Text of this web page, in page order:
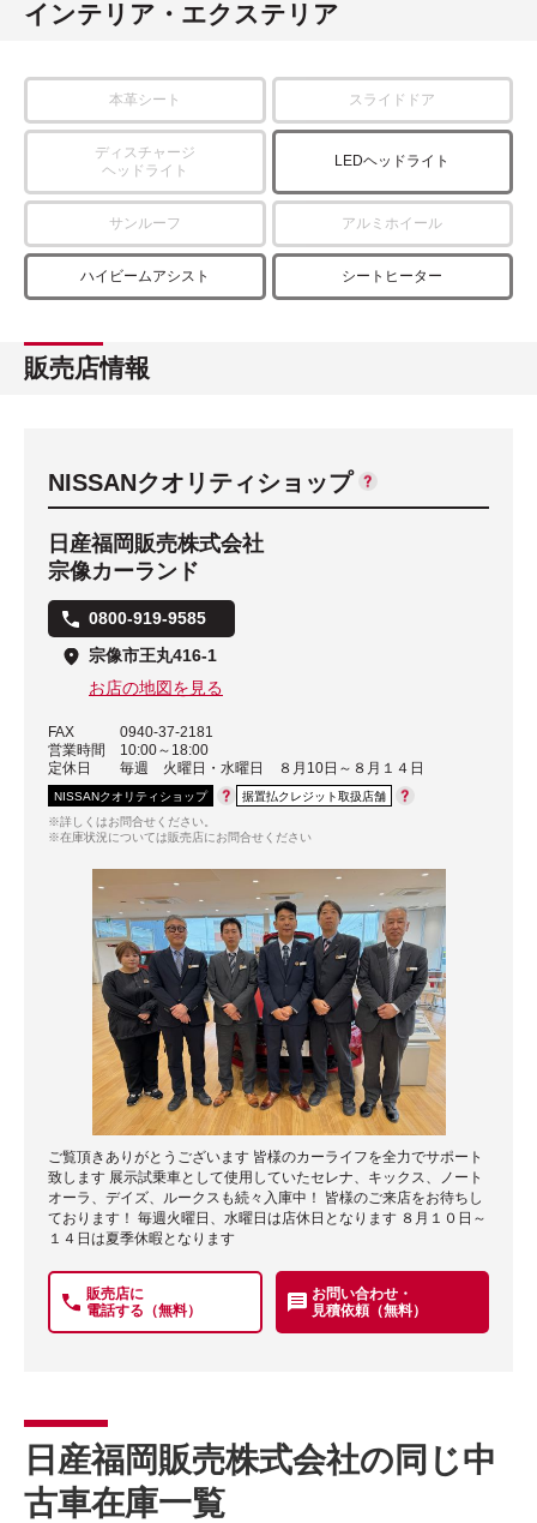
インテリア・エクステリア
本革シート スライドドア
ディスチャージ
ヘッドライト
LEDヘッドライト
サンルーフ アルミホイール
ハイビームアシスト シートヒーター
販売店情報
NISSANクオリティショップ
日産福岡販売株式会社
宗像カーランド
0800-919-9585
宗像市王丸416-1
お店の地図を見る
FAX
0940-37-2181
営業時間
10:00～18:00
定休日
毎週 火曜日・水曜日 ８月10日～８月１４日
NISSANクオリティショップ
据置払クレジット取扱店舗
※詳しくはお問合せください。
※在庫状況については販売店にお問合せください
ご覧頂きありがとうございます 皆様のカーライフを全力でサポート
致します 展示試乗車として使用していたセレナ、キックス、ノート
オーラ、デイズ、ルークスも続々入庫中！ 皆様のご来店をお待ちし
ております！ 毎週火曜日、水曜日は店休日となります ８月１０日～
１４日は夏季休暇となります
販売店に
電話する（無料）
お問い合わせ・
見積依頼（無料）
日産福岡販売株式会社の同じ中
古車在庫一覧